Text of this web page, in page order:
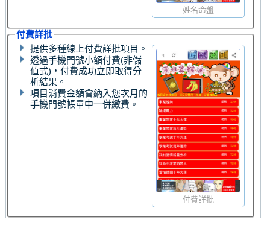
姓名命盤
付費詳批
付費詳批
提供多種線上付費詳批項目。
透過手機門號小額付費(非儲
值式)，付費成功立即取得分
析結果。
項目消費金額會納入您次月的
手機門號帳單中一併繳費。